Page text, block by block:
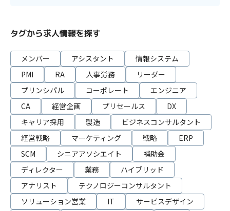
タグから求人情報を探す
メンバー アシスタント
情報システム
PMI
RA 人事労務
リーダー
プリンシパル
コーポレート
エンジニア
CA
経営企画 プリセールス
DX
キャリア採用
製造
ビジネスコンサルタント
経営戦略
マーケティング 戦略
ERP
SCM
シニアアソシエイト
補助金
ディレクター
業務
ハイブリッド
アナリスト
テクノロジーコンサルタント
ソリューション営業
IT
サービスデザイン